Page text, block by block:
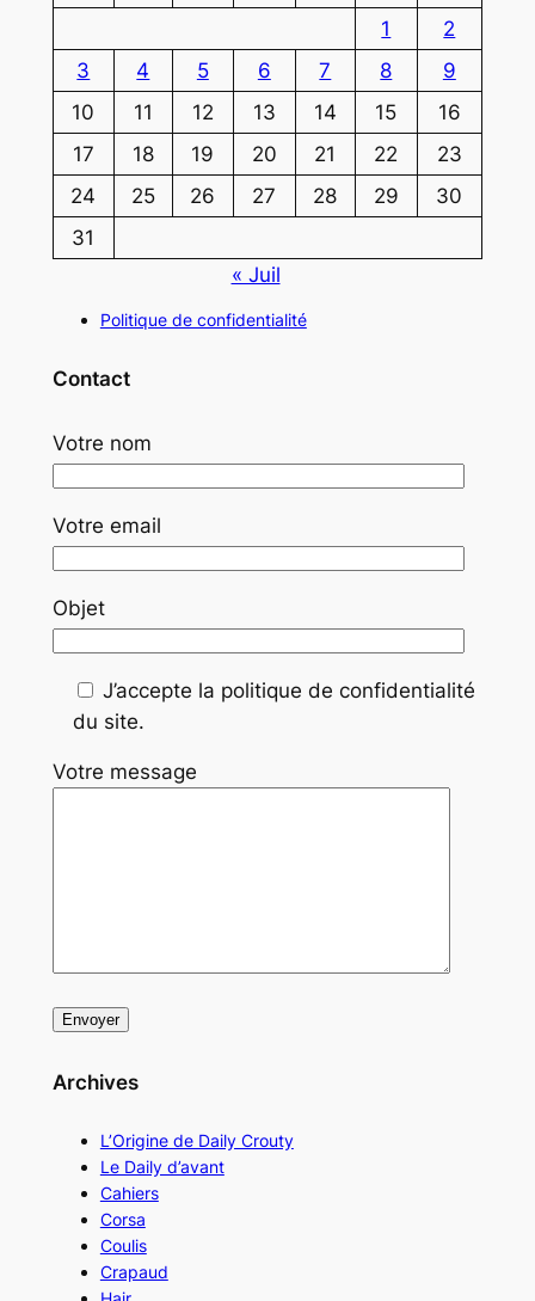
1
2
3
4 5 6 7 8
9
10
11 12 13 14 15
16
17
18 19 20 21 22
23
24
25 26 27 28 29
30
31
« Juil
Politique de confidentialité
Contact
Votre nom
Votre email
Objet
J’accepte la politique de confidentialité
du site.
Votre message
Archives
L’Origine de Daily Crouty
Le Daily d’avant
Cahiers
Corsa
Coulis
Crapaud